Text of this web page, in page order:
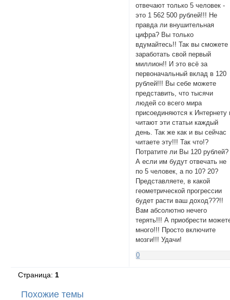
отвечают только 5 человек -
это 1 562 500 рублей!!! Не
правда ли внушительная
цифра? Вы только
вдумайтесь!! Так вы сможете
заработать свой первый
миллион!! И это всё за
первоначальный вклад в 120
рублей!!! Вы себе можете
представить, что тысячи
людей со всего мира
присоединяются к Интернету
читают эти статьи каждый
день. Так же как и вы сейчас
читаете эту!!! Так что!?
Потратите ли Вы 120 рублей?
А если им будут отвечать не
по 5 человек, а по 10? 20?
Представляете, в какой
геометрической прогрессии
будет расти ваш доход???!!
Вам абсолютно нечего
терять!!! А приобрести
много!!! Просто включите
мозги!!! Удачи!
0
Страница: 1
Похожие темы